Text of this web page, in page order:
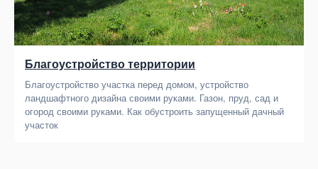
Благоустройство территории
Благоустройство участка перед домом, устройство
ландшафтного дизайна своими руками. Газон, пруд, сад и
огород своими руками. Как обустроить запущенный дачный
участок